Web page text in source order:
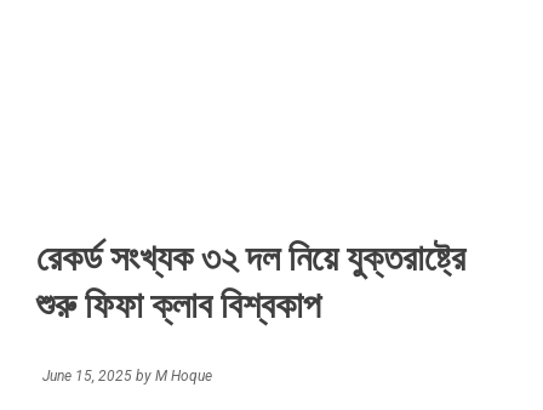
রেকর্ড সংখ্যক ৩২ দল নিয়ে যুক্তরাষ্ট্রে
শুরু ফিফা ক্লাব বিশ্বকাপ
June 15, 2025 by M Hoque